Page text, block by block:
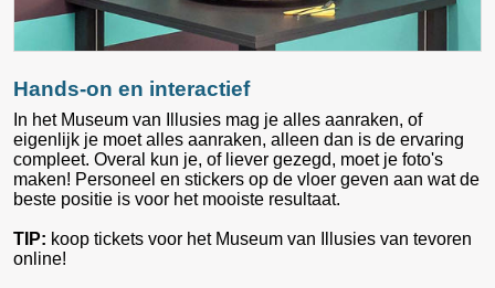
Hands-on en interactief
In het Museum van Illusies mag je alles aanraken, of
eigenlijk je moet alles aanraken, alleen dan is de ervaring
compleet. Overal kun je, of liever gezegd, moet je foto's
maken! Personeel en stickers op de vloer geven aan wat de
beste positie is voor het mooiste resultaat.
TIP: koop tickets voor het Museum van Illusies van tevoren
online!